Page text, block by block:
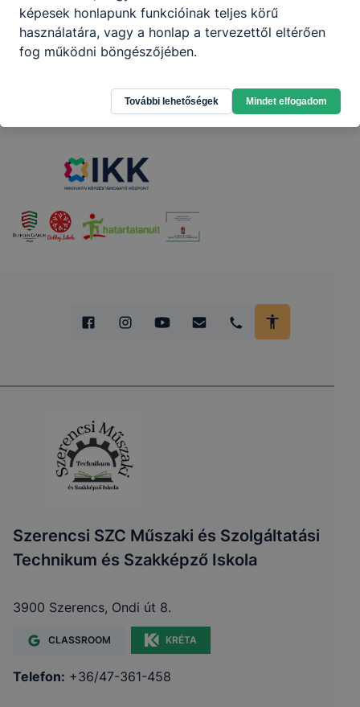
Partnereink
Szerencsi SZC Műszaki és Szolgáltatási
Technikum és Szakképző Iskola
3900 Szerencs, Ondi út 8.
CLASSROOM KRÉTA
Telefon: +36/47-361-458
képesek honlapunk funkcióinak teljes körű
használatára, vagy a honlap a tervezettől eltérően
fog működni böngészőjében.
További lehetőségek Mindet elfogadom